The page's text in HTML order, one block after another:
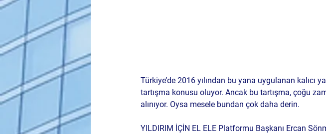
Türkiye’de 2016 yılından bu yana uygulanan kalıcı
tartışma konusu oluyor. Ancak bu tartışma, çoğu
alınıyor. Oysa mesele bundan çok daha derin.
YILDIRIM İÇİN EL ELE Platformu Başkanı Ercan